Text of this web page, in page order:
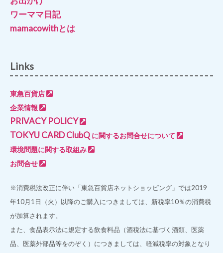
ワーママ日記
mamacowithとは
Links
東急百貨店
企業情報
PRIVACY POLICY
TOKYU CARD ClubQ に関するお問合せについて
環境問題に関する取組み
お問合せ
※消費税法改正に伴い「東急百貨店ネットショッピング」では2019
年10月1日（火）以降のご購入につきましては、新税率10％の消費税
が加算されます。
また、食品表示法に規定する飲食料品（酒税法に基づく酒類、医薬
品、医薬外部品等をのぞく）につきましては、軽減税率の対象となり